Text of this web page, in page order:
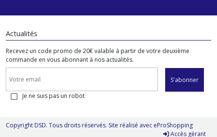
Actualités
Recevez un code promo de 20€ valable à partir de votre deuxième
commande en vous abonnant à nos actualités.
S'abonner
Je ne suis pas un robot
Copyright DSD. Tous droits réservés. Site réalisé avec eProShopping
Accès gérant